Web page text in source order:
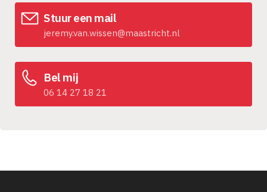
Stuur een mail
jeremy.van.wissen@maastricht.nl
Bel mij
06 14 27 18 21